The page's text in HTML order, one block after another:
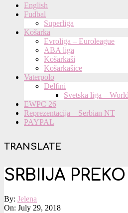
Menu
English
Fudbal
Superliga
Košarka
Evroliga – Euroleague
ABA liga
Košarkaši
Košarkašice
Vaterpolo
Delfini
Svetska liga –
EWPC 26
Reprezentacija – Serbian NT
PAYPAL
TRANSLATE
SRBIIJA
By: Jelena
On: July 29, 2018